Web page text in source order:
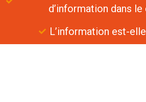
d’information dans le
L’information est-